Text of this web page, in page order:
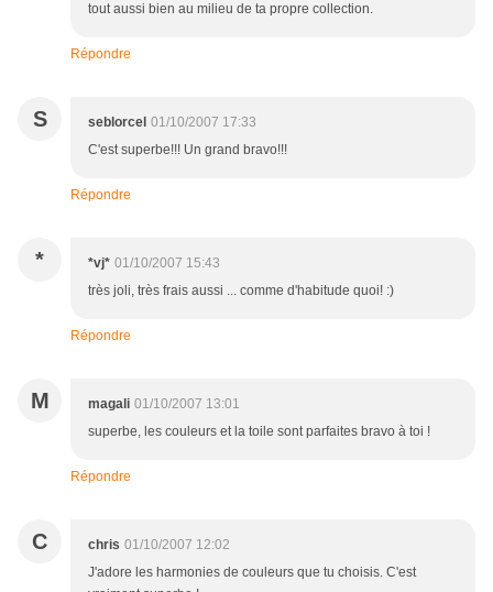
tout aussi bien au milieu de ta propre collection.
Répondre
S seblorcel 01/10/2007 17:33
C'est superbe!!! Un grand bravo!!!
Répondre
* *vj* 01/10/2007 15:43
très joli, très frais aussi ... comme d'habitude quoi! :)
Répondre
M magali 01/10/2007 13:01
superbe, les couleurs et la toile sont parfaites bravo à toi !
Répondre
C chris 01/10/2007 12:02
J'adore les harmonies de couleurs que tu choisis. C'est